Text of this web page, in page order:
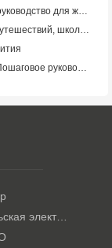
Как выбрать карманный фотопринтер: Полное руководство для журналистов, путешественников и пользователей iPhone
Лучший портативный принтер без чернил для путешествий, школы и мобильной работы: Hanin MT620 Pro Review
Как сделать этикетки продуктов питания дома: Пошаговое руководство для малого пищевого бизнеса